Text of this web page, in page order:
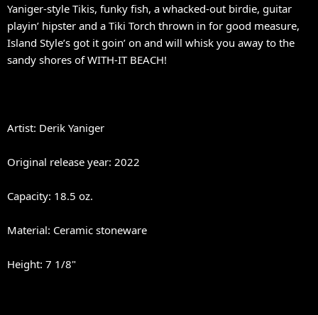
Yaniger-style Tikis, funky fish, a whacked-out birdie, guitar
playin’ hipster and a Tiki Torch thrown in for good measure,
Island Style’s got it goin’ on and will whisk you away to the
sandy shores of WITH-IT BEACH!
Artist: Derik Yaniger
Original release year: 2022
Capacity: 18.5 oz.
Material: Ceramic stoneware
Height: 7 1/8"